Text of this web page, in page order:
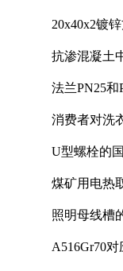
20x40x2镀
抗渗混凝土
法兰PN25和
消费者对洗
U型螺栓的
煤矿用电热
照明母线槽
A516Gr70